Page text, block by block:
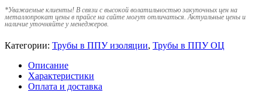
*Уважаемые клиенты! В связи с высокой волатильностью закупочных цен на
металлопрокат цены в прайсе на сайте могут отличаться. Актуальные цены и
наличие уточняйте у менеджеров.
Категории: Трубы в ППУ изоляции, Трубы в ППУ ОЦ
Описание
Характеристики
Оплата и доставка